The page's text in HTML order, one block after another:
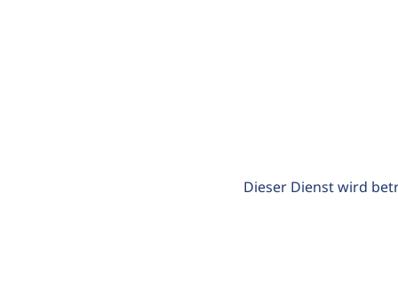
Dieser Dienst wird